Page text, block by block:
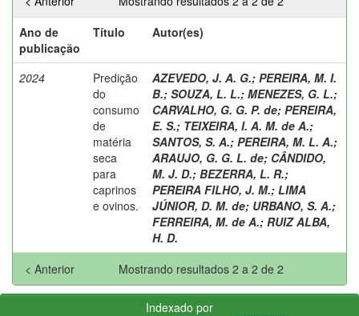
Ano de
publicação
Título Autor(es)
2024
Predição
do
consumo
de
matéria
seca
para
caprinos
e ovinos.
AZEVEDO, J. A. G.; PEREIRA, M. I.
B.; SOUZA, L. L.; MENEZES, G. L.;
CARVALHO, G. G. P. de; PEREIRA,
E. S.; TEIXEIRA, I. A. M. de A.;
SANTOS, S. A.; PEREIRA, M. L. A.;
ARAUJO, G. G. L. de; CÂNDIDO,
M. J. D.; BEZERRA, L. R.;
PEREIRA FILHO, J. M.; LIMA
JÚNIOR, D. M. de; URBANO, S. A.;
FERREIRA, M. de A.; RUIZ ALBA,
H. D.
Mostrando resultados 2 a 2 de 2
< Anterior
Indexado por